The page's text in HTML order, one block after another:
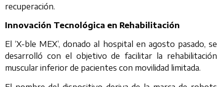
recuperación.
Innovación Tecnológica en Rehabilitación
El ‘X-ble MEX’, donado al hospital en agosto pasado, se
desarrolló con el objetivo de facilitar la rehabilitación
muscular inferior de pacientes con movilidad limitada.